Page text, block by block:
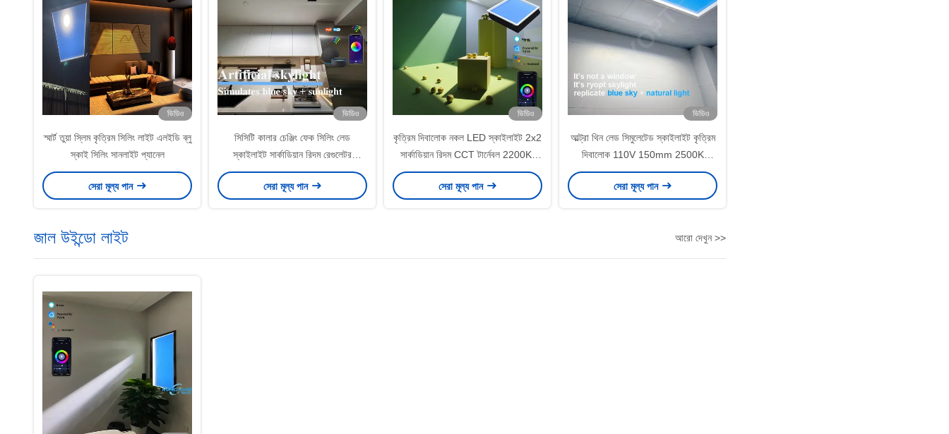
ভিডিও
স্মার্ট তুয়া স্লিম কৃত্রিম সিলিং লাইট এলইডি ব্লু
স্কাই সিলিং সানলাইট প্যানেল
সেরা মূল্য পান
ভিডিও
সিসিটি কালার চেঞ্জিং ফেক সিলিং লেড
স্কাইলাইট সার্কাডিয়ান রিদম রেগুলেটর
আরসিইউ সিস্টেম
সেরা মূল্য পান
ভিডিও
কৃত্রিম দিবালোক নকল LED স্কাইলাইট 2x2
সার্কাডিয়ান রিদম CCT টার্নেবল 2200K-
7800K
সেরা মূল্য পান
ভিডিও
আল্ট্রা থিন লেড সিমুলেটেড স্কাইলাইট কৃত্রিম
দিবালোক 110V 150mm 2500K
6500K
সেরা মূল্য পান
জাল উইন্ডো লাইট আরো দেখুন >>